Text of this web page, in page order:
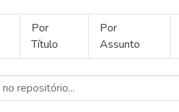
Por
Título
Por
Assunto